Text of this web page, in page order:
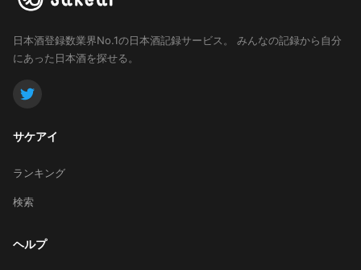
日本酒登録数業界No.1の日本酒記録サービス。
みんなの記録から自分
にあった日本酒を探せる。
サケアイ
ランキング
検索
ヘルプ